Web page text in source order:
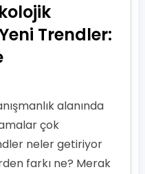
Trendler:
alanında
çok
neler getiriyor
farkı ne? Merak